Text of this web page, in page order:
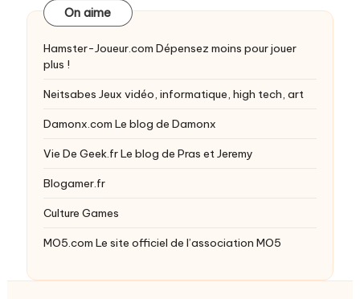
On aime
Hamster-Joueur.com Dépensez moins pour jouer
plus !
Neitsabes Jeux vidéo, informatique, high tech, art
Damonx.com Le blog de Damonx
Vie De Geek.frLe blog de Pras et Jeremy
Blogamer.fr
Culture Games
MO5.com Le site officiel de l’association MO5